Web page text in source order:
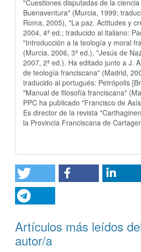
"Cuestiones disputadas de la
Buenaventura" (Murcia, 1999;
Roma, 2005), "La paz. Actitudes y
2004, 4ª ed.; traducido al italiano:
"Introducción a la teología y moral
(Murcia, 2006, 3ª ed.), "Jesús de
2007, 2ª ed.). Ha editado junto a J.
de teología franciscana" (Madrid,
traducido al portugués: Petrópolis
"Manual de filosofía franciscana"
PPC ha publicado "Francisco de
Es director de la revista
la Provincia Franciscana de
Artículos más leídos
autor/a